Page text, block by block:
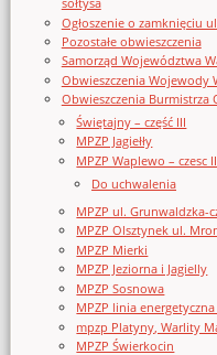
Ogłoszenie o zamknięciu
Pozostałe obwieszczenia
Samorząd Województwa
Obwieszczenia Wojewody
Obwieszczenia Burmistrza
Świętajny – część III
MPZP Jagiełły
MPZP Waplewo – czesc
Do uchwalenia
MPZP ul. Grunwaldzka-
MPZP Olsztynek ul.
MPZP Mierki
MPZP Jeziorna i Jagielly
MPZP Sosnowa
MPZP linia
mpzp Platyny, Warlity
MPZP Świerkocin